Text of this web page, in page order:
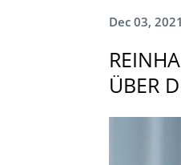
Dec 03, 2021
ÜBER